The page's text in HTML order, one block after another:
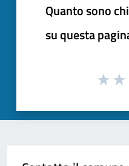
Quanto sono
su questa